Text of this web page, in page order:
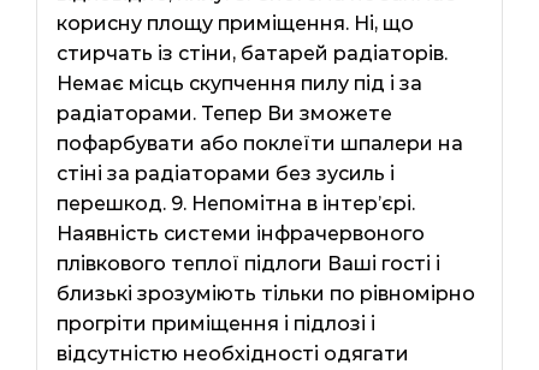
корисну площу приміщення. Ні, що
стирчать із стіни, батарей радіаторів.
Немає місць скупчення пилу під і за
радіаторами. Тепер Ви зможете
пофарбувати або поклеїти шпалери на
стіні за радіаторами без зусиль і
перешкод. 9. Непомітна в інтер’єрі.
Наявність системи інфрачервоного
плівкового теплої підлоги Ваші гості і
близькі зрозуміють тільки по рівномірно
прогріти приміщення і підлозі і
відсутністю необхідності одягати